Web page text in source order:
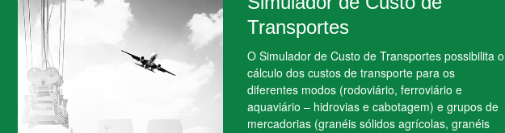
Transportes
O Simulador de Custo de Transportes possibilita o
cálculo dos custos de transporte para os
diferentes modos (rodoviário, ferroviário e
aquaviário – hidrovias e cabotagem) e grupos de
mercadorias (granéis sólidos agrícolas, granéis